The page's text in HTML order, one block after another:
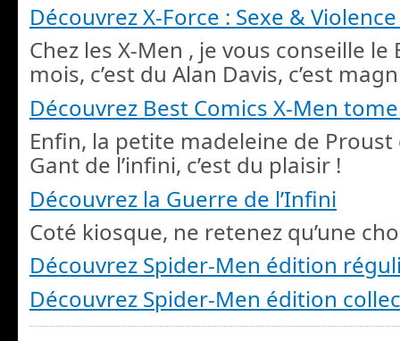
Découvrez X-Force : Sexe &
Chez les X-Men , je vous conseille le
mois, c’est du Alan Davis, c’est
Découvrez Best Comics X-Men
Enfin, la petite madeleine de Proust
Gant de l’infini, c’est du plaisir !
Découvrez la Guerre de l’Infini
Coté kiosque, ne retenez qu’une
Découvrez Spider-Men édition
Découvrez Spider-Men édition